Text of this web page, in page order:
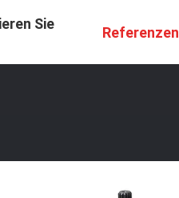
Sie
Referenzen